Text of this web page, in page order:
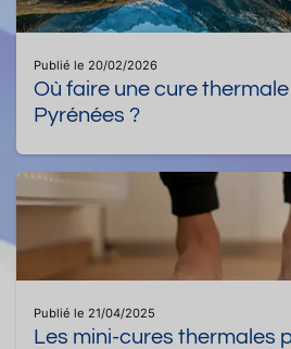
Publié le 20/02/2026
Où faire une cure
Pyrénées ?
Publié le 21/04/2025
Les mini-cures thermales